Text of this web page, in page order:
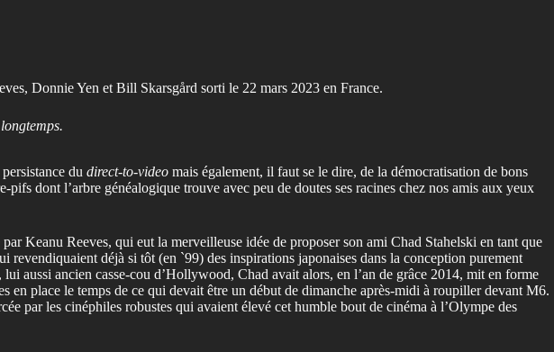
Donnie Yen et Bill Skarsgård sorti le 22 mars 2023 en France.
du direct-to-video mais également, il faut se le dire, de la démocratisation de bons
dont l’arbre généalogique trouve avec peu de doutes ses racines chez nos amis aux yeux
Keanu Reeves, qui eut la merveilleuse idée de proposer son ami Chad Stahelski en tant que
déjà si tôt (en `99) des inspirations japonaises dans la conception purement
aussi ancien casse-cou d’Hollywood, Chad avait alors, en l’an de grâce 2014, mit en forme
en place le temps de ce qui devait être un début de dimanche après-midi à roupiller devant M6.
par les cinéphiles robustes qui avaient élevé cet humble bout de cinéma à l’Olympe des